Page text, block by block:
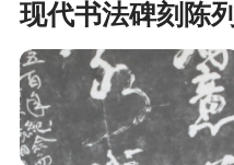
现代书法碑刻陈列